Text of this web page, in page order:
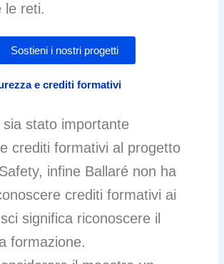
le reti.
Sostieni i nostri progetti
e crediti formativi
sia stato importante
crediti formativi al progetto
infine Ballaré non ha
crediti formativi ai
significa riconoscere il
formazione.